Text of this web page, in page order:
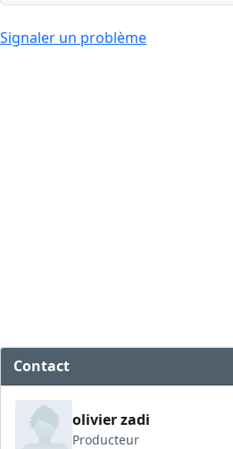
Signaler un problème
Contact
olivier zadi
Producteur